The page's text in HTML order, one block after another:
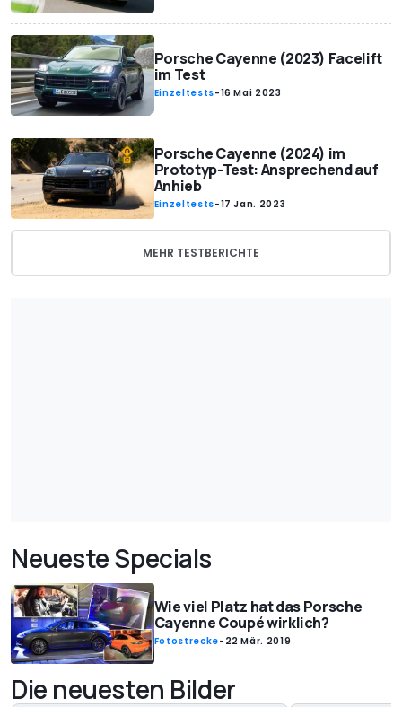
Porsche Cayenne (2023) Facelift
im Test
Einzeltests-16 Mai 2023
Porsche Cayenne (2024) im
Prototyp-Test: Ansprechend auf
Anhieb
Einzeltests-17 Jan. 2023
MEHR TESTBERICHTE
Neueste Specials
Wie viel Platz hat das Porsche
Cayenne Coupé wirklich?
Fotostrecke- 22 Mär. 2019
Die neuesten Bilder